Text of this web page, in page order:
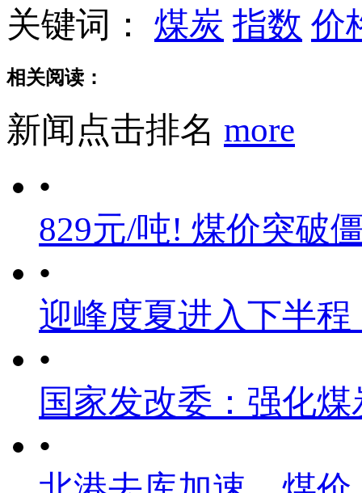
关键词： 煤炭 指数 价
相关阅读：
新闻点击排名 more
•
829元/吨! 煤价突破
•
迎峰度夏进入下半
•
国家发改委：强化
•